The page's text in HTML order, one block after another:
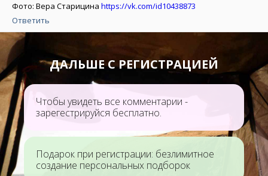
Фото: Вера Старицина https://vk.com/id10438873
Ответить
ДАЛЬШЕ С РЕГИСТРАЦИЕЙ
Чтобы увидеть все комментарии -
зарегестрируйся бесплатно.
Подарок при регистрации: безлимитное
создание персональных подборок